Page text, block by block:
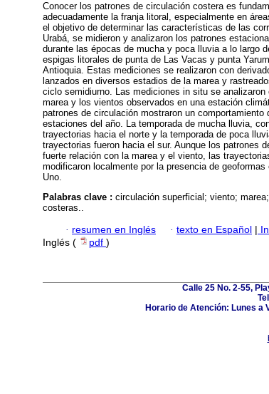
Conocer los patrones de circulación costera es
adecuadamente la franja litoral, especialmente en
el objetivo de determinar las características de las
Urabá, se midieron y analizaron los patrones
durante las épocas de mucha y poca lluvia a lo largo
espigas litorales de punta de Las Vacas y punta
Antioquia. Estas mediciones se realizaron con
lanzados en diversos estadios de la marea y
ciclo semidiurno. Las mediciones in situ se
marea y los vientos observados en una estación
patrones de circulación mostraron un comportamiento
estaciones del año. La temporada de mucha lluvia,
trayectorias hacia el norte y la temporada de poca
trayectorias fueron hacia el sur. Aunque los patrones
fuerte relación con la marea y el viento, las
modificaron localmente por la presencia de
Uno.
Palabras clave : circulación superficial; viento;
costeras..
· resumen en Inglés · texto en Español |
Inglés (
pdf )
Calle 25 No. 2-55,
Horario de Atención: Lunes a